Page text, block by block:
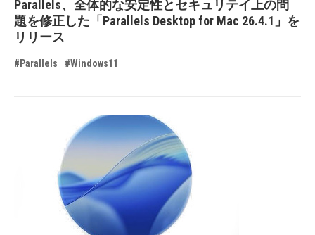
Parallels、全体的な安定性とセキュリテイ上の問
題を修正した「Parallels Desktop for Mac 26.4.1」を
リリース
#Parallels #Windows11